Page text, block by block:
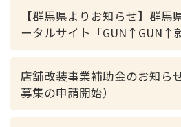
【群馬県よりお知らせ】群馬
ータルサイト「GUN↑GUN↑
店舗改装事業補助金のお知ら
募集の申請開始）